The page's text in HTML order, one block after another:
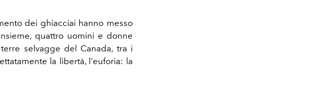
dei ghiacciai hanno messo
quattro uomini e donne
selvagge del Canada, tra i
la libertà, l'euforia: la